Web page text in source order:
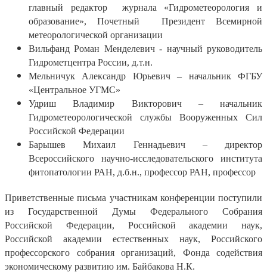
главный редактор журнала «Гидрометеорология и
образование», Почетный Президент Всемирной
метеорологической организации
Вильфанд Роман Менделевич - научный руководитель
Гидрометцентра России, д.т.н.
Мельничук Александр Юрьевич – начальник ФГБУ
«Центральное УГМС»
Удриш Владимир Викторович – начальник
Гидрометеорологической службы Вооруженных Сил
Российской Федерации
Барышев Михаил Геннадьевич – директор
Всероссийского научно-исследовательского института
фитопатологии РАН, д.б.н., профессор РАН, профессор
Приветственные письма участникам конференции поступили
из Государственной Думы Федерального Собрания
Российской Федерации, Российской академии наук,
Российской академии естественных наук, Российского
профессорского собрания организаций, Фонда содействия
экономическому развитию им. Байбакова Н.К.